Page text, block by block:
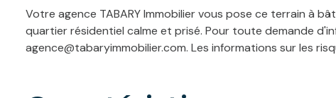
Votre agence TABARY Immobilier vous pose ce terrain à
quartier résidentiel calme et prisé. Pour toute demande
agence@tabaryimmobilier.com. Les informations sur les